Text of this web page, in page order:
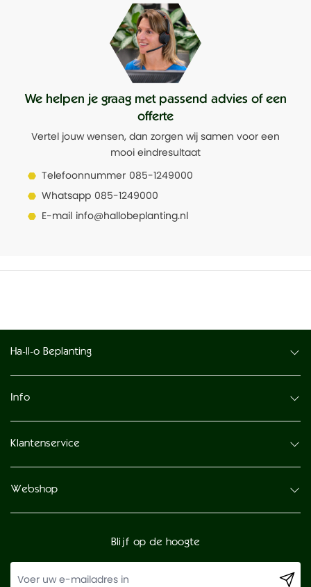
We helpen je graag met passend advies of een
offerte
Vertel jouw wensen, dan zorgen wij samen voor een
mooi eindresultaat
Telefoonnummer 085-1249000
Whatsapp 085-1249000
E-mail info@hallobeplanting.nl
Ha-ll-o Beplanting
Info
Klantenservice
Webshop
Blijf op de hoogte